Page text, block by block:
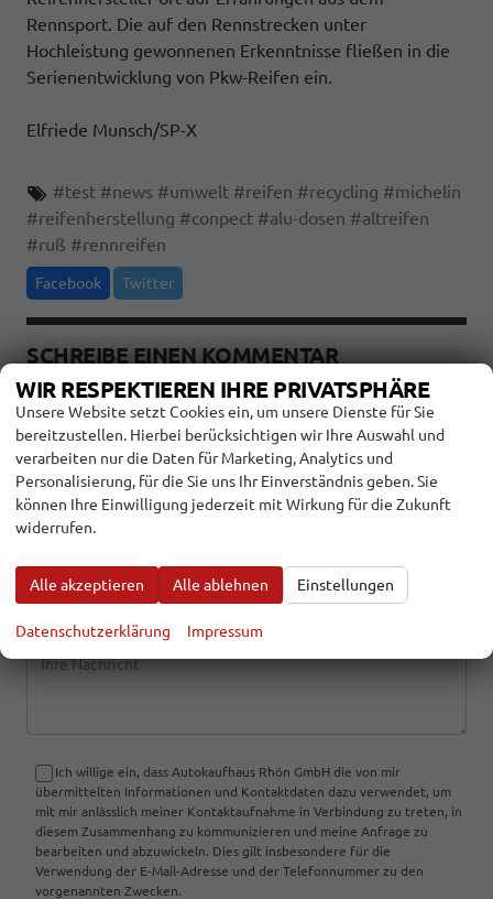
Rennsport. Die auf den Rennstrecken unter
Hochleistung gewonnenen Erkenntnisse fließen in die
Serienentwicklung von Pkw-Reifen ein.
Elfriede Munsch/SP-X
#test #news #umwelt #reifen #recycling #michelin
#reifenherstellung #conpect #alu-dosen #altreifen
#ruß #rennreifen
Facebook Twitter
SCHREIBE EINEN KOMMENTAR
Bewerten Sie den Eintrag
Name
E-Mail
Kommentar
Ich willige ein, dass Autokaufhaus Rhön GmbH die von mir
übermittelten Informationen und Kontaktdaten dazu verwendet, um
mit mir anlässlich meiner Kontaktaufnahme in Verbindung zu treten, in
diesem Zusammenhang zu kommunizieren und meine Anfrage zu
bearbeiten und abzuwickeln. Dies gilt insbesondere für die
Verwendung der E-Mail-Adresse und der Telefonnummer zu den
vorgenannten Zwecken.
WIR RESPEKTIEREN IHRE PRIVATSPHÄRE
Unsere Website setzt Cookies ein, um unsere Dienste für Sie
bereitzustellen. Hierbei berücksichtigen wir Ihre Auswahl und
verarbeiten nur die Daten für Marketing, Analytics und
Personalisierung, für die Sie uns Ihr Einverständnis geben. Sie
können Ihre Einwilligung jederzeit mit Wirkung für die Zukunft
widerrufen.
Alle akzeptieren Alle ablehnen Einstellungen
Datenschutzerklärung Impressum